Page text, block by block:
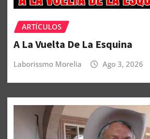
ARTÍCULOS
A La Vuelta De La Esquina
Laborissmo Morelia Ago 3, 2026